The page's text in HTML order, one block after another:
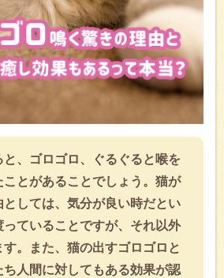
、ゴロゴロ、ぐるぐると喉を
とがあることでしょう。猫が
としては、気分が良い時だとい
っていることですが、それ以外
。また、猫の出すゴロゴロと
ち人間に対してもある効果が認